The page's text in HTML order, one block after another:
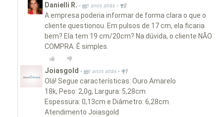
Danielli R. • 5 anos atrás • 2
A empresa poderia informar de forma clara o que o
cliente questionou. Em pulsos de 17 cm, ela ficaria
bem? Ela tem 19 cm/20cm? Na dúvida, o cliente NÃO
COMPRA. É simples.
Joiasgold • 6 anos atrás • 1
Olá! Segue características: Ouro Amarelo
18k, Peso: 2,0g, Largura: 5,28cm
Espessura: 0,13cm e Diâmetro: 6,28cm.
Atendimento Joiasgold